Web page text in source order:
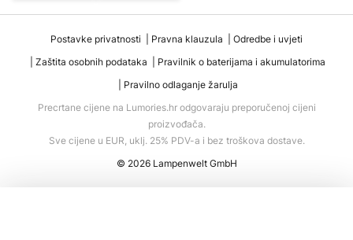
Postavke privatnosti Pravna klauzula
Odredbe i uvjeti
Zaštita osobnih podataka
Pravilnik o baterijama i akumulatorima
Pravilno odlaganje žarulja
Precrtane cijene na Lumories.hr odgovaraju preporučenoj cijeni
proizvođača.
Sve cijene u EUR, uklj. 25% PDV-a i bez troškova dostave.
© 2026 Lampenwelt GmbH